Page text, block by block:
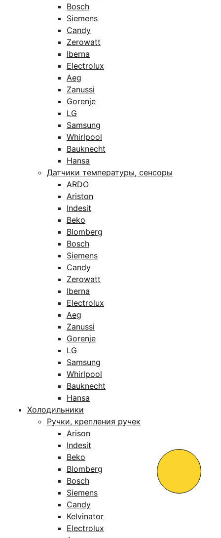
Bosch
Siemens
Candy
Zerowatt
Iberna
Electrolux
Aeg
Zanussi
Gorenje
LG
Samsung
Whirlpool
Bauknecht
Hansa
Датчики температуры, сенсоры
ARDO
Ariston
Indesit
Beko
Blomberg
Bosch
Siemens
Candy
Zerowatt
Iberna
Electrolux
Aeg
Zanussi
Gorenje
LG
Samsung
Whirlpool
Bauknecht
Hansa
Холодильники
Ручки, крепления ручек
Arison
Indesit
Beko
Blomberg
Bosch
Siemens
Candy
Kelvinator
Electrolux